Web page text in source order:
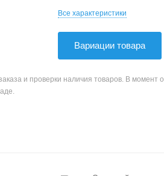
Все характеристики
Вариации товара
и проверки наличия товаров. В момент